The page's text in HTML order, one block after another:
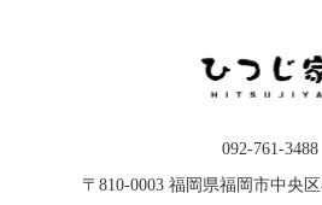
092-761-3488
〒810-0003 福岡県福岡市中央